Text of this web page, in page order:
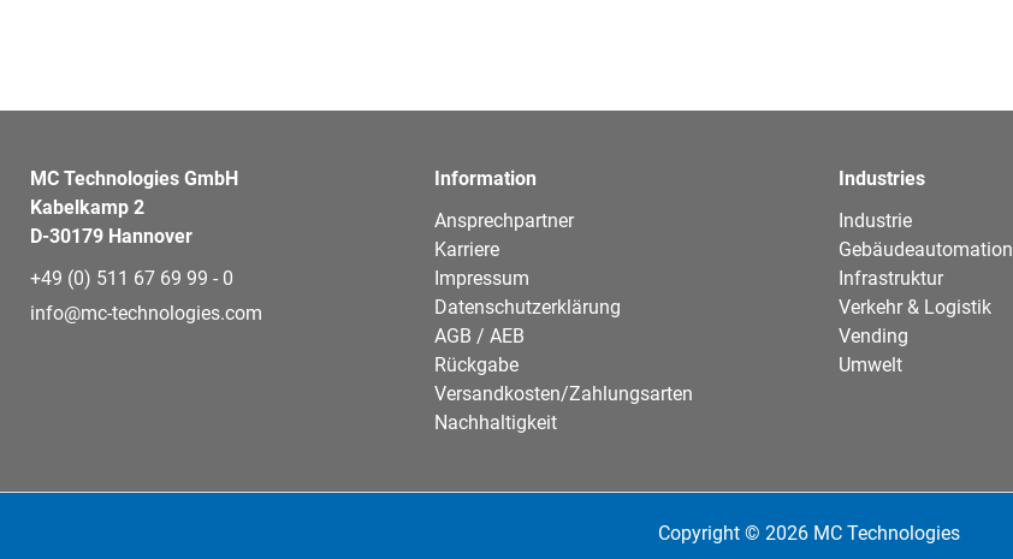
MC Technologies GmbH
Kabelkamp 2
D-30179 Hannover
+49 (0) 511 67 69 99 - 0
info@mc-technologies.com
Information
Ansprechpartner
Karriere
Impressum
Datenschutzerklärung
AGB / AEB
Rückgabe
Versandkosten/Zahlungsarten
Nachhaltigkeit
Industries
Industrie
Gebäudeautomation
Infrastruktur
Verkehr & Logistik
Vending
Umwelt
Copyright © 2026 MC Technologies